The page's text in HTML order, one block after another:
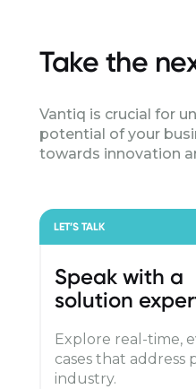
Take the
Vantiq is crucial for
potential of your
towards innovation
LET’S TALK
Speak with a
solution
Explore real-time,
cases that address
industry.